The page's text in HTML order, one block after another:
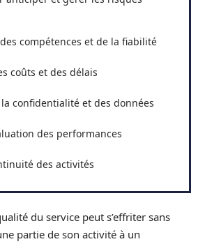
compétences et de la fiabilité
coûts et des délais
confidentialité et des données
des performances
des activités
du service peut s’effriter sans
partie de son activité à un